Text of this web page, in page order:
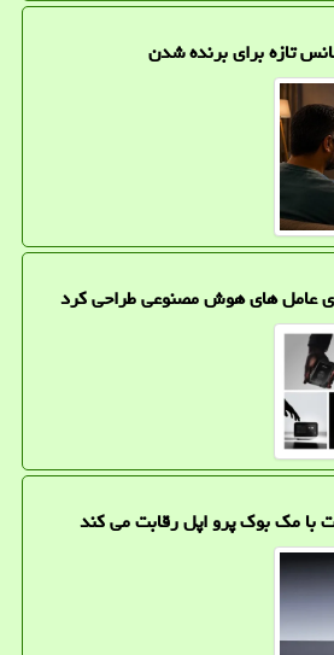
تازه برای برنده شدن
عامل های هوش مصنوعی طراحی کرد
با مک بوک پرو اپل رقابت می کند